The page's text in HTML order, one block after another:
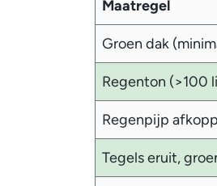
Maatregel
Groen dak
Regenton (>100
Regenpijp
Tegels eruit,